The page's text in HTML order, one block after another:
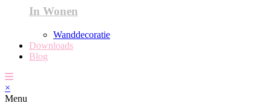
In Wonen
Wanddecoratie
Downloads
Blog
×
Menu